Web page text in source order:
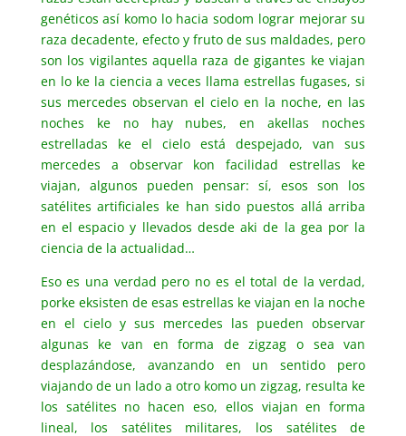
genéticos así komo lo hacia sodom lograr mejorar su
raza decadente, efecto y fruto de sus maldades, pero
son los vigilantes aquella raza de gigantes ke viajan
en lo ke la ciencia a veces llama estrellas fugases, si
sus mercedes observan el cielo en la noche, en las
noches ke no hay nubes, en akellas noches
estrelladas ke el cielo está despejado, van sus
mercedes a observar kon facilidad estrellas ke
viajan, algunos pueden pensar: sí, esos son los
satélites artificiales ke han sido puestos allá arriba
en el espacio y llevados desde aki de la gea por la
ciencia de la actualidad…
Eso es una verdad pero no es el total de la verdad,
porke eksisten de esas estrellas ke viajan en la noche
en el cielo y sus mercedes las pueden observar
algunas ke van en forma de zigzag o sea van
desplazándose, avanzando en un sentido pero
viajando de un lado a otro komo un zigzag, resulta ke
los satélites no hacen eso, ellos viajan en forma
lineal, los satélites militares, los satélites de